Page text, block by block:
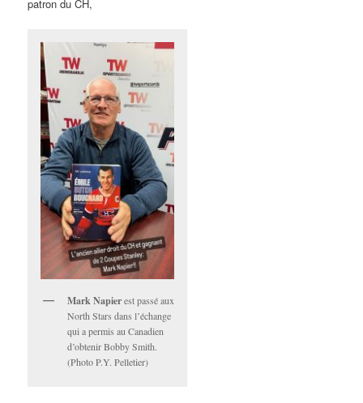
patron du CH,
Mark Napierest passé aux
North Stars dans l’échange
qui a permis au Canadien
d’obtenir Bobby Smith.
(Photo P.Y. Pelletier)